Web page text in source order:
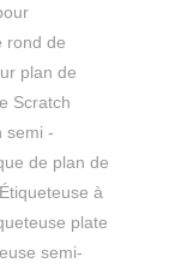
rond de
plan de
Scratch
semi -
de plan de
Étiqueteuse à
plate
semi-